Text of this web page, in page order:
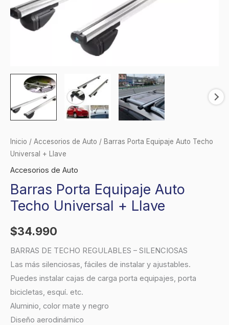
Inicio / Accesorios de Auto / Barras Porta Equipaje Auto Techo
Universal + Llave
Accesorios de Auto
Barras Porta Equipaje Auto
Techo Universal + Llave
$34.990
BARRAS DE TECHO REGULABLES – SILENCIOSAS
Las más silenciosas, fáciles de instalar y ajustables.
Puedes instalar cajas de carga porta equipajes, porta
bicicletas, esquí. etc.
Aluminio, color mate y negro
Diseño aerodinámico